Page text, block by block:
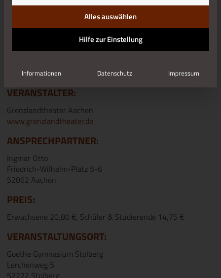
EXTERNER LINK
Ende: 04.07.2024
VERANSTALTER:
Grenzlandtheater Aachen
www.grenzlandtheater.de
ANSPRECHPARTNER:
Ingmar Otto
Friedrich-Wilhelm-Platz 5-6
52062 Aachen
PREIS:
Erwachsene 20,80 €, Schüler & Studierende 14,75 €
VERANSTALTUNGSORT:
Goethe Gymnasium Stolberg
Lerchenweg 5
52222 Stolberg
Alles auswählen
Hilfe zur Einstellung
Informationen Datenschutz Impressum